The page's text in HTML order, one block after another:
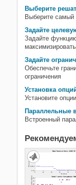
Рой частицы
Суррогатная
Симулированный отжиг
Многоцелевая
Выберите
Выберите самый
Задайте
Задайте
Задайте
Обеспечьте
ограничения
Установка
Установите
Параллельные
Встроенный